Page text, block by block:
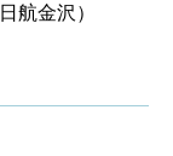
航金沢）